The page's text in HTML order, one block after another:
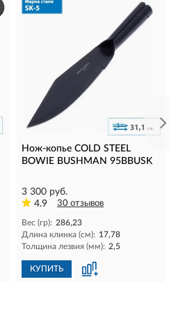
Нож-копье COLD STEEL
BOWIE BUSHMAN 95BBUSK
3 300 руб.
4.9
30 отзывов
Вес (гр): 286,23
Длина клинка (см): 17,78
Толщина лезвия (мм): 2,5
КУПИТЬ